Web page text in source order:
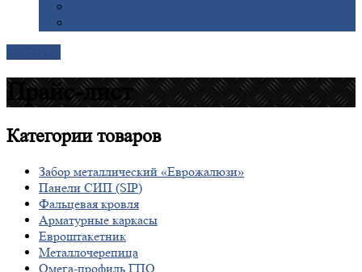
Прайс-лист
Категориитоваров
Забор металлический «Еврожалюзи»
Панели СИП (SIP)
Фальцевая кровля
Арматурные каркасы
Евроштакетник
Металлочерепица
Омега-профиль ГПО